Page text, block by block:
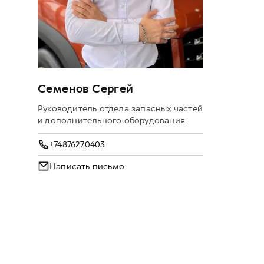
Семенов Сергей
Руководитель отдела запасных частей
и дополнительного оборудования
+74876270403
Написать письмо